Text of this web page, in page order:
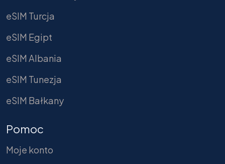
eSIM Turcja
eSIM Egipt
eSIM Albania
eSIM Tunezja
eSIM Bałkany
Pomoc
Moje konto